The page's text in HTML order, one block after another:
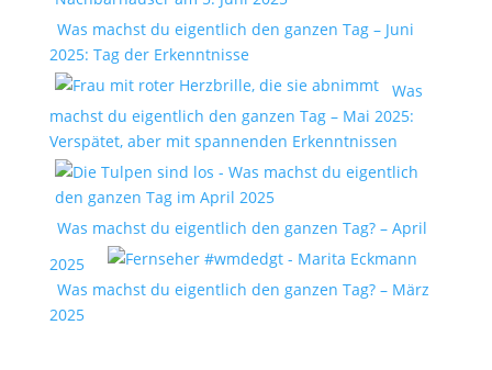
Was machst du eigentlich den ganzen Tag – Juni
2025: Tag der Erkenntnisse
Was
machst du eigentlich den ganzen Tag – Mai 2025:
Verspätet, aber mit spannenden Erkenntnissen
Was machst du eigentlich den ganzen Tag? – April
2025
Was machst du eigentlich den ganzen Tag? – März
2025